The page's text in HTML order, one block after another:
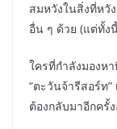
สมหวังในสิ่งที่หวั
อื่น ๆ ด้วย (แต่ทั้ง
ใครที่กำลังมองห
“ตะวันจ้ารีสอร์ท
ต้องกลับมาอีกครั้